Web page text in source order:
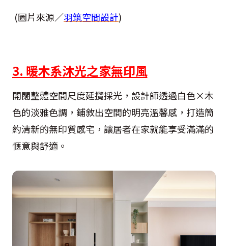
(圖片來源／羽筑空間設計)
3. 暖木系沐光之家無印風
開闊整體空間尺度延攬採光，設計師透過白色×木
色的淡雅色調，鋪敘出空間的明亮溫馨感，打造簡
約清新的無印質感宅，讓居者在家就能享受滿滿的
愜意與舒適。